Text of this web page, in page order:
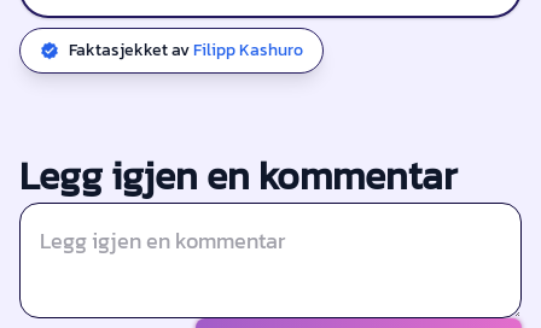
Faktasjekket avFilipp Kashuro
Legg igjen en kommentar